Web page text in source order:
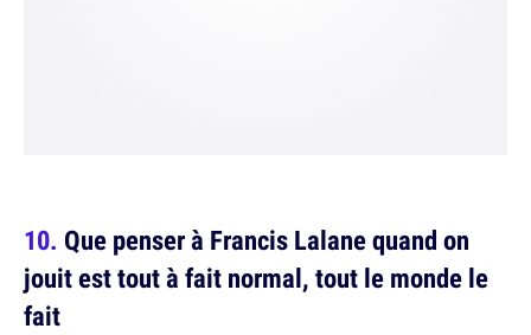
Que penser à Francis Lalane quand on
jouit est tout à fait normal, tout le monde le
fait